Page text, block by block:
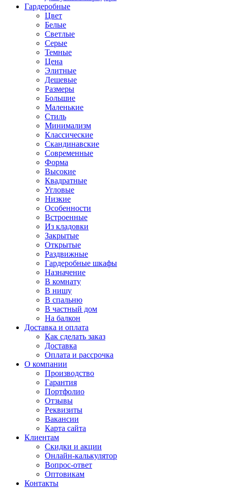
Гардеробные
Цвет
Белые
Светлые
Серые
Темные
Цена
Элитные
Дешевые
Размеры
Большие
Маленькие
Стиль
Минимализм
Классические
Скандинавские
Современные
Форма
Высокие
Квадратные
Угловые
Низкие
Особенности
Встроенные
Из кладовки
Закрытые
Открытые
Раздвижные
Гардеробные шкафы
Назначение
В комнату
В нишу
В спальню
В частный дом
На балкон
Доставка и оплата
Как сделать заказ
Доставка
Оплата и рассрочка
О компании
Производство
Гарантия
Портфолио
Отзывы
Реквизиты
Вакансии
Карта сайта
Клиентам
Скидки и акции
Онлайн-калькулятор
Вопрос-ответ
Оптовикам
Контакты